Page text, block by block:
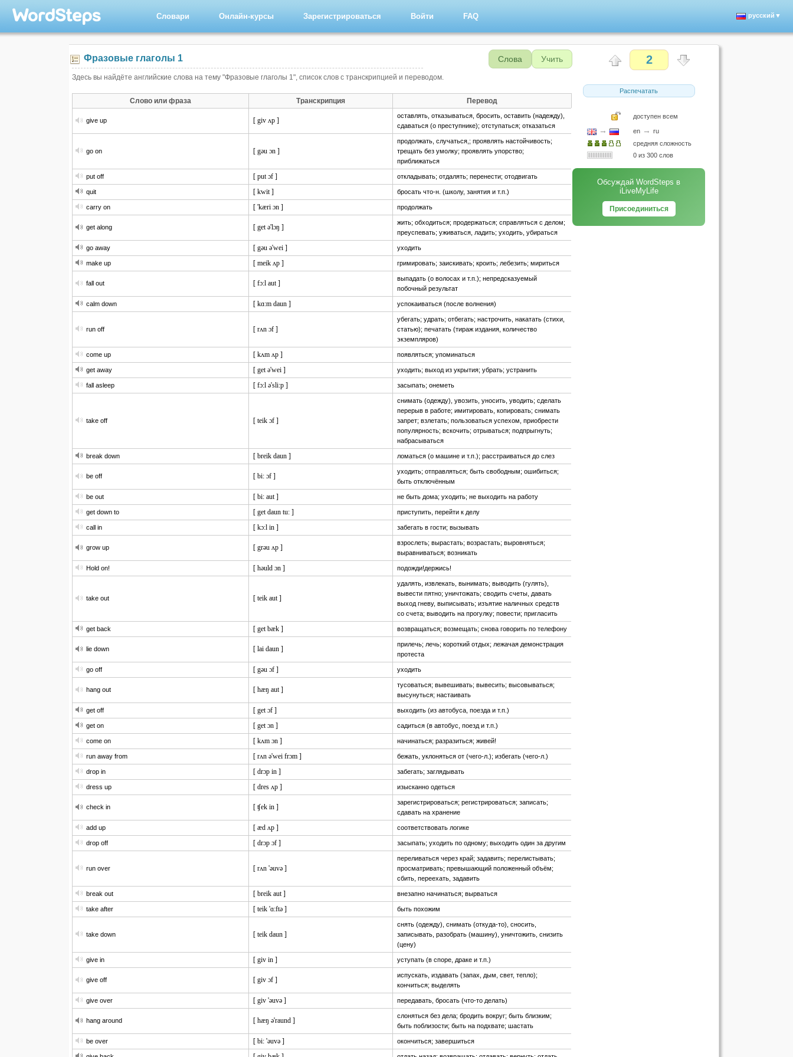
Словари Онлайн-курсы Зарегистрироваться Войти FAQ русский▼
Фразовые глаголы 1 Слова Учить
Здесь вы найдёте английские слова на тему "Фразовые глаголы 1", список слов с транскрипцией и переводом.
Слово или фраза Транскрипция Перевод
give up [ giv ʌp ]
оставлять, отказываться, бросить, оставить (надежду),
сдаваться (о преступнике); отступаться; отказаться
go on [ gəu ɔn ]
продолжать, случаться,; проявлять настойчивость;
трещать без умолку; проявлять упорство;
приближаться
put off [ put ɔf ] откладывать; отдалять; перенести; отодвигать
quit [ kwit ] бросать что-н. (школу, занятия и т.п.)
carry on [ 'kæri ɔn ] продолжать
get along [ get ə'lɔŋ ]
жить; обходиться; продержаться; справляться с делом;
преуспевать; уживаться, ладить; уходить, убираться
go away [ gəu ə'wei ] уходить
make up [ meik ʌp ] гримировать; заискивать; кроить; лебезить; мириться
fall out [ fɔ:l aut ]
выпадать (о волосах и т.п.); непредсказуемый
побочный результат
calm down [ kɑ:m daun ] успокаиваться (после волнения)
run off [ rʌn ɔf ]
убегать; удрать; отбегать; настрочить, накатать (стихи,
статью); печатать (тираж издания, количество
экземпляров)
come up [ kʌm ʌp ] появляться; упоминаться
get away [ get ə'wei ] уходить; выход из укрытия; убрать; устранить
fall asleep [ fɔ:l ə'sli:p ] засыпать; онеметь
take off [ teik ɔf ]
снимать (одежду), увозить, уносить, уводить; сделать
перерыв в работе; имитировать, копировать; снимать
запрет; взлетать; пользоваться успехом, приобрести
популярность; вскочить; отрываться; подпрыгнуть;
набрасываться
break down [ breik daun ] ломаться (о машине и т.п.); расстраиваться до слез
be off [ bi: ɔf ]
уходить; отправляться; быть свободным; ошибиться;
быть отключённым
be out [ bi: aut ] не быть дома; уходить; не выходить на работу
get down to [ get daun tu: ] приступить, перейти к делу
call in [ kɔ:l in ] забегать в гости; вызывать
grow up [ grəu ʌp ]
взрослеть; вырастать; возрастать; выровняться;
выравниваться; возникать
Hold on! [ həuld ɔn ] подожди!держись!
take out [ teik aut ]
удалять, извлекать, вынимать; выводить (гулять),
вывести пятно; уничтожать; сводить счеты, давать
выход гневу, выписывать; изъятие наличных средств
со счета; выводить на прогулку; повести; пригласить
get back [ get bæk ] возвращаться; возмещать; снова говорить по телефону
lie down [ lai daun ]
прилечь; лечь; короткий отдых; лежачая демонстрация
протеста
go off [ gəu ɔf ] уходить
hang out [ hæŋ aut ]
тусоваться; вывешивать; вывесить; высовываться;
высунуться; настаивать
get off [ get ɔf ] выходить (из автобуса, поезда и т.п.)
get on [ get ɔn ] садиться (в автобус, поезд и т.п.)
come on [ kʌm ɔn ] начинаться; разразиться; живей!
run away from [ rʌn ə'wei frɔm ] бежать, уклоняться от (чего-л.); избегать (чего-л.)
drop in [ drɔp in ] забегать; заглядывать
dress up [ dres ʌp ] изысканно одеться
check in [ ʧek in ]
зарегистрироваться; регистрироваться; записать;
сдавать на хранение
add up [ æd ʌp ] соответствовать логике
drop off [ drɔp ɔf ] засыпать; уходить по одному; выходить один за другим
run over [ rʌn 'əuvə ]
переливаться через край; задавить; перелистывать;
просматривать; превышающий положенный объём;
сбить, переехать, задавить
break out [ breik aut ] внезапно начинаться; вырваться
take after [ teik 'ɑ:ftə ] быть похожим
take down [ teik daun ]
снять (одежду), снимать (откуда-то), сносить,
записывать, разобрать (машину), уничтожить, снизить
(цену)
give in [ giv in ] уступать (в споре, драке и т.п.)
give off [ giv ɔf ]
испускать, издавать (запах, дым, свет, тепло);
кончиться; выделять
give over [ giv 'əuvə ] передавать, бросать (что-то делать)
hang around [ hæŋ ə'raund ]
слоняться без дела; бродить вокруг; быть близким;
быть поблизости; быть на подхвате; шастать
be over [ bi: 'əuvə ] окончиться; завершиться
2
Распечатать
доступен всем
→ en → ru
средняя сложность
0 из 300 слов
Обсуждай WordSteps в
iLiveMyLife
Присоединиться